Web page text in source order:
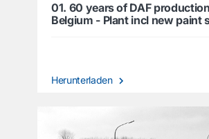
01. 60 years of DAF
Belgium - Plant incl new paint
Herunterladen